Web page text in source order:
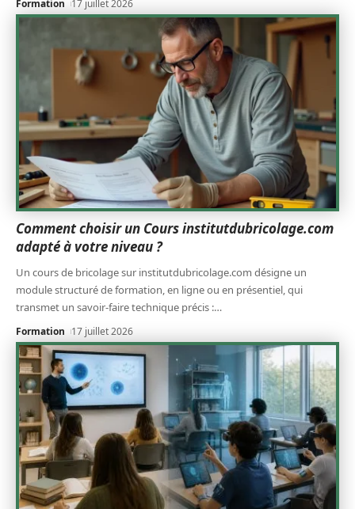
Formation 17 juillet 2026
Comment choisir un Cours institutdubricolage.com
adapté à votre niveau ?
Un cours de bricolage sur institutdubricolage.com désigne un
module structuré de formation, en ligne ou en présentiel, qui
transmet un savoir-faire technique précis :…
Formation 17 juillet 2026